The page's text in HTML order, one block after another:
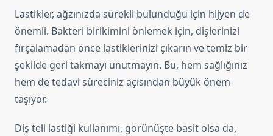
Lastikler, ağzınızda sürekli bulunduğu için hijyen de
önemli. Bakteri birikimini önlemek için, dişlerinizi
fırçalamadan önce lastiklerinizi çıkarın ve temiz bir
şekilde geri takmayı unutmayın. Bu, hem sağlığınız
hem de tedavi süreciniz açısından büyük önem
taşıyor.
Diş teli lastiği kullanımı, görünüşte basit olsa da,